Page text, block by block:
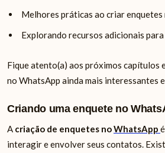
Melhores práticas ao criar enquetes
Explorando recursos adicionais
Fique atento(a) aos próximos capítulos
no WhatsApp ainda mais interessantes
Criando uma enquete no
A criação de enquetes noWhatsApp
interagir e envolver seus contatos.